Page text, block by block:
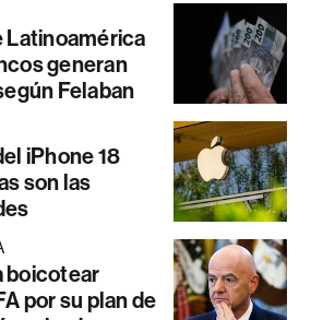
Latinoamérica
generan
Felaban
iPhone 18
son las
boicotear
por su plan de